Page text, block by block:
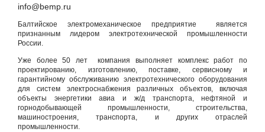
info@bemp.ru
Балтийское электромеханическое предприятие является
признанным лидером электротехнической промышленности
России.
Уже более 50 лет компания выполняет комплекс работ по
проектированию, изготовлению, поставке, сервисному и
гарантийному обслуживанию электротехнического оборудования
для систем электроснабжения различных объектов, включая
объекты энергетики авиа и ж/д транспорта, нефтяной и
горнодобывающей промышленности, строительства,
машиностроения, транспорта, и других отраслей
промышленности.